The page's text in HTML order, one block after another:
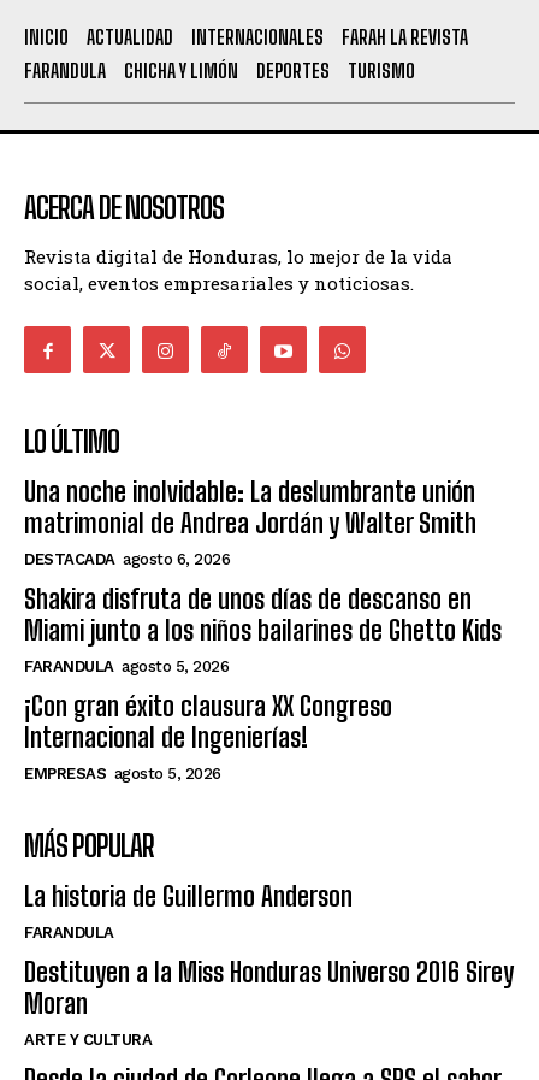
INICIO ACTUALIDAD INTERNACIONALES
FARAH LA REVISTA
FARANDULA
CHICHA Y LIMÓN DEPORTES TURISMO
ACERCA DE NOSOTROS
Revista digital de Honduras, lo mejor de la vida
social, eventos empresariales y noticiosas.
LO ÚLTIMO
Una noche inolvidable: La deslumbrante unión
matrimonial de Andrea Jordán y Walter Smith
DESTACADA agosto 6, 2026
Shakira disfruta de unos días de descanso en
Miami junto a los niños bailarines de Ghetto Kids
FARANDULA agosto 5, 2026
¡Con gran éxito clausura XX Congreso
Internacional de Ingenierías!
EMPRESAS agosto 5, 2026
MÁS POPULAR
La historia de Guillermo Anderson
FARANDULA
Destituyen a la Miss Honduras Universo 2016 Sirey
Moran
ARTE Y CULTURA